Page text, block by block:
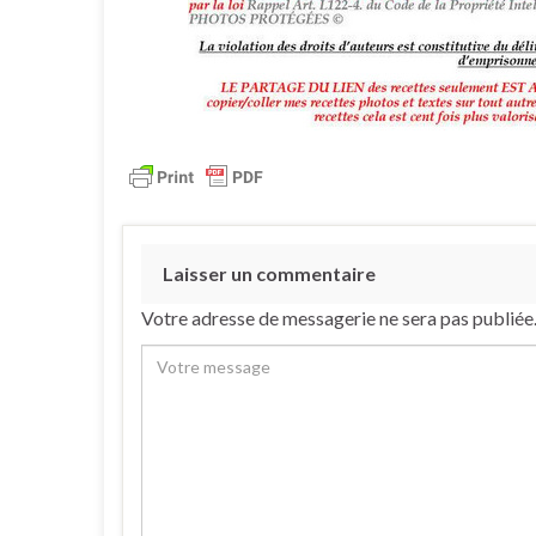
Laisser un commentaire
Votre adresse de messagerie ne sera pas publiée.